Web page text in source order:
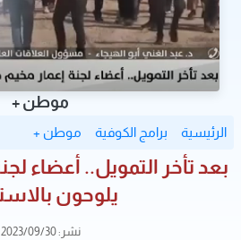
موطن +
الرئيسية برامج الكوفية موطن +
بعد تأخر التمويل.. أعضاء
يلوحون
نشر: 2023/09/30